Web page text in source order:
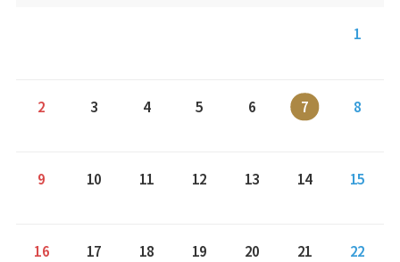
1
2 3 4 5 6 7 8
9 10 11 12 13 14 15
16 17 18 19 20 21 22